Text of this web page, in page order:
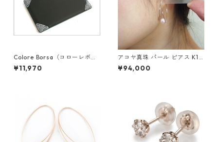
Colore Borsa（コローレボル
サ） メモパッド ブラック MG
-008
¥11,970
アコヤ真珠 パール ピアス K18
イエローゴールド ジプシー フ
ック ピアス 7mm 7ミリ珠 あ
¥94,000